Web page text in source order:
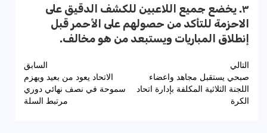
٣. يخضع جميع اللاعبين للكشف الدقيق على
الاحزمة للتأكد من حصولهم على الأحمر قبل
إنطلاق المباريات ويستبعد من هو مخالف.
تصفّح
المقالات
السابق
الاتحاد يعود من بعيد ويهزم
سموحة في نصف نهائي دوري
مرتبط السلة
التالي
صبحي يستقبل مجاهد واعضاء
اللجنة الثلاثية المكلفة بإدارة اتحاد
الكرة